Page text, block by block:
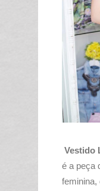
Vestido
é a peça
feminina,